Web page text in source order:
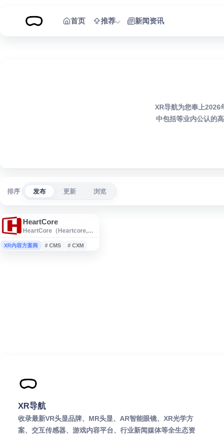
首页
推荐 新闻资讯
XR导航为您奉上2026
中包括等业内公认的
排序 发布 更新 浏览
HeartCore
HeartCore（Heartcore,
转型（DX）的日本软件与解
决方案提供商，提供 CXM、
XR内容方案商 # CMS # CXM
XR导航
收录最新VR头显品牌、MR头显、AR智能眼镜、XR光学方
案、交互传感器、游戏内容平台、行业新闻媒体等全生态资